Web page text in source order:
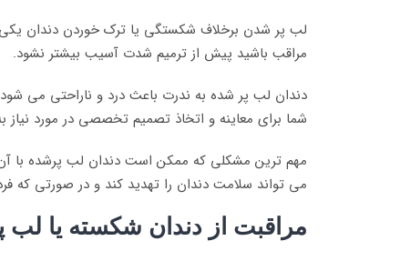
لب پر شدن برخلاف شکستگی یا ترک خوردن دندان یکی
مراقب باشید پیش از ترمیم شدت آسیب بیشتر نشود.
دندان لب پر شده به ندرت باعث درد و ناراحتی می شود.
شما برای معاینه و اتخاذ تصمیم تخصصی در مورد نیاز
مهم ترین مشکلی که ممکن است دندان لب پرشده با
می تواند سلامت دندان را تهدید کند و در صورتی که
مراقبت از دندان شکسته یا لب